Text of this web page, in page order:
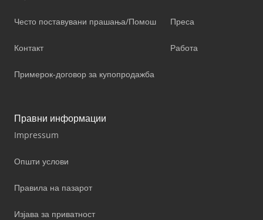
Често поставувани прашања/Помош
Контакт
Примерок-договор за купопродажба
Преса
Работа
Правни информации
Impressum
Општи услови
Правила на пазарот
Изјава за приватност